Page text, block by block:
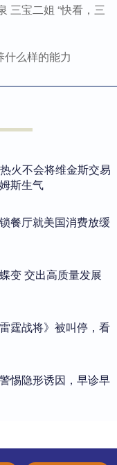
三宝二姐 “快看，三
么样的能力
火不会将维金斯交易
斯生气
餐厅就美国消费放缓
变 交出高质量发展
霆战将》被叫停，看
惕隐形诱因，早诊早